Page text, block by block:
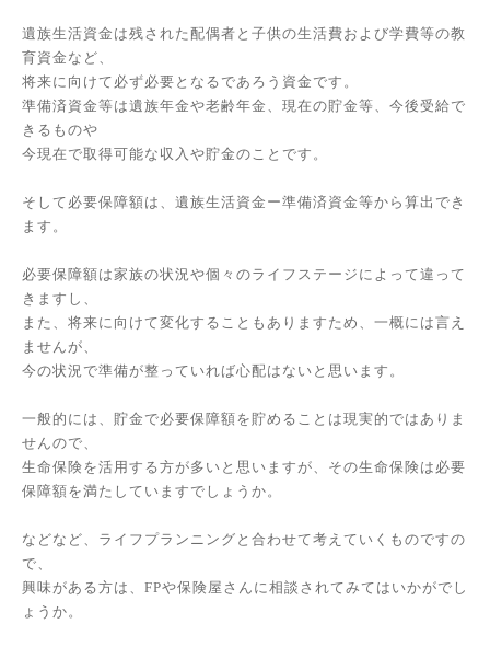
遺族生活資金は残された配偶者と子供の生活費および学費等の教
育資金など、
将来に向けて必ず必要となるであろう資金です。
準備済資金等は遺族年金や老齢年金、現在の貯金等、今後受給で
きるものや
今現在で取得可能な収入や貯金のことです。
そして必要保障額は、遺族生活資金ー準備済資金等から算出でき
ます。
必要保障額は家族の状況や個々のライフステージによって違って
きますし、
また、将来に向けて変化することもありますため、一概には言え
ませんが、
今の状況で準備が整っていれば心配はないと思います。
一般的には、貯金で必要保障額を貯めることは現実的ではありま
せんので、
生命保険を活用する方が多いと思いますが、その生命保険は必要
保障額を満たしていますでしょうか。
などなど、ライフプランニングと合わせて考えていくものですの
で、
興味がある方は、FPや保険屋さんに相談されてみてはいかがでし
ょうか。